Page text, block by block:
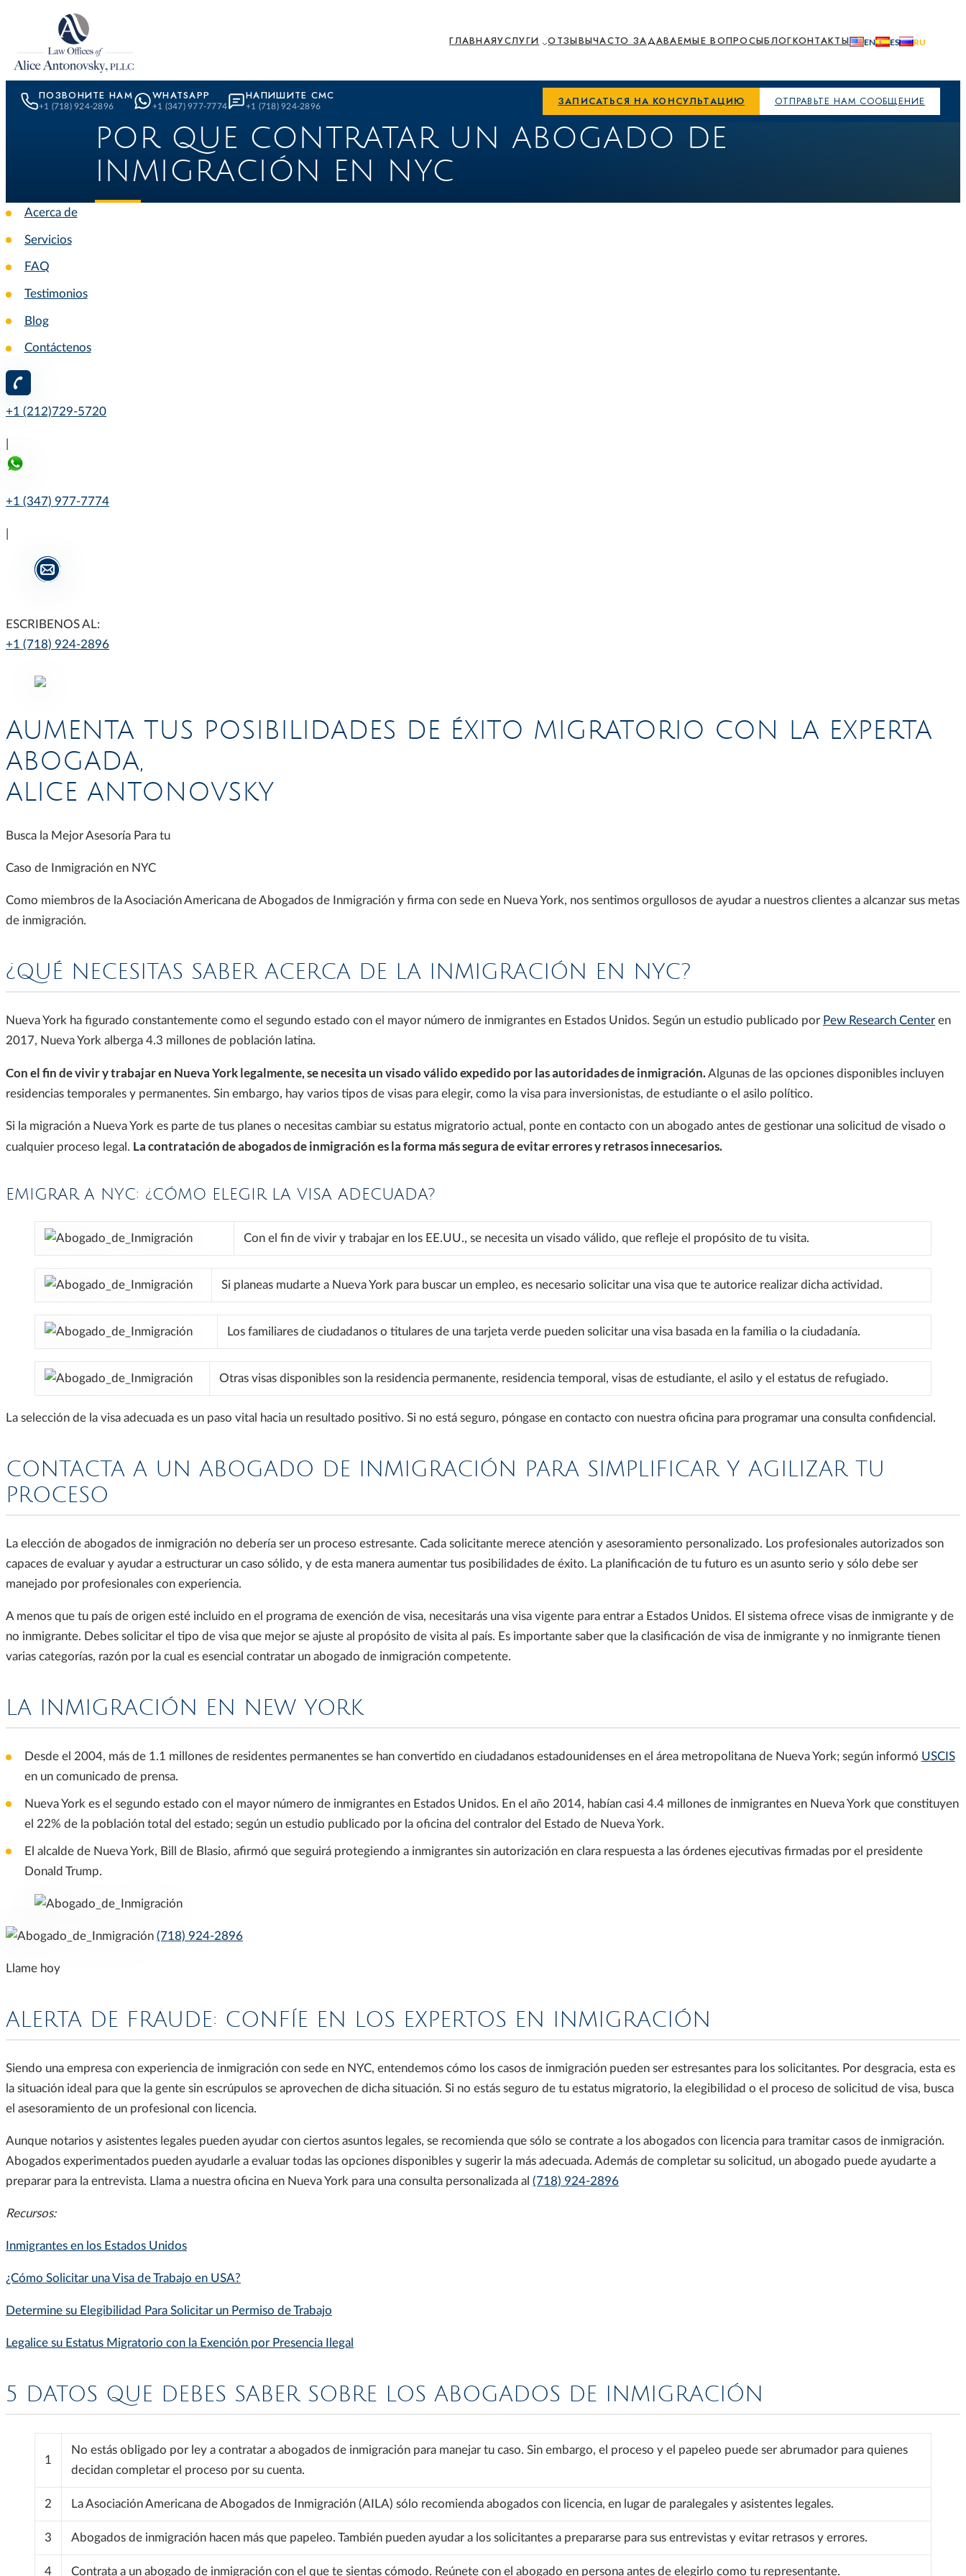
Skip to content
ГЛАВНАЯУСЛУГИ ОТЗЫВЫЧАСТО ЗАДАВАЕМЫЕ ВОПРОСЫБЛОГКОНТАКТЫ
ПОЗВОНИТЕ НАМ
+1 (718) 924-2896
WHATSAPP
+1 (347) 977-7774
НАПИШИТЕ СМС
+1 (718) 924-2896 ЗАПИСАТЬСЯ НА КОНСУЛЬТАЦИЮ ОТПРАВЬТЕ НАМ СООБЩЕНИЕ
POR QUE CONTRATAR UN ABOGADO DE
INMIGRACIÓN EN NYC
Acerca de
Servicios
FAQ
Testimonios
Blog
Contáctenos
+1 (212)729-5720
+1 (347) 977-7774
ESCRIBENOS AL:
+1 (718) 924-2896
AUMENTA TUS POSIBILIDADES DE ÉXITO MIGRATORIO CON LA EXPERTA
ABOGADA,
ALICE ANTONOVSKY
Busca la Mejor Asesoría Para tu
Caso de Inmigración en NYC
Como miembros de la Asociación Americana de Abogados de Inmigración y firma con sede en Nueva York, nos sentimos orgullosos de ayudar a nuestros clientes a alcanzar sus metas
de inmigración.
¿QUÉ NECESITAS SABER ACERCA DE LA INMIGRACIÓN EN NYC?
Nueva York ha figurado constantemente como el segundo estado con el mayor número de inmigrantes en Estados Unidos. Según un estudio publicado por Pew Research Center en
2017, Nueva York alberga 4.3 millones de población latina.
Con el fin de vivir y trabajar en Nueva York legalmente, se necesita un visado válido expedido por las autoridades de inmigración.Algunas de las opciones disponibles incluyen
residencias temporales y permanentes. Sin embargo, hay varios tipos de visas para elegir, como la visa para inversionistas, de estudiante o el asilo político.
Si la migración a Nueva York es parte de tus planes o necesitas cambiar su estatus migratorio actual, ponte en contacto con un abogado antes de gestionar una solicitud de visado o
cualquier proceso legal. La contratación de abogados de inmigración es la forma más segura de evitar errores y retrasos innecesarios.
EMIGRAR A NYC: ¿CÓMO ELEGIR LA VISA ADECUADA?
Con el fin de vivir y trabajar en los EE.UU., se necesita un visado válido, que refleje el propósito de tu visita.
Si planeas mudarte a Nueva York para buscar un empleo, es necesario solicitar una visa que te autorice realizar dicha actividad.
Los familiares de ciudadanos o titulares de una tarjeta verde pueden solicitar una visa basada en la familia o la ciudadanía.
Otras visas disponibles son la residencia permanente, residencia temporal, visas de estudiante, el asilo y el estatus de refugiado.
La selección de la visa adecuada es un paso vital hacia un resultado positivo. Si no está seguro, póngase en contacto con nuestra oficina para programar una consulta confidencial.
CONTACTA A UN ABOGADO DE INMIGRACIÓN PARA SIMPLIFICAR Y AGILIZAR TU
PROCESO
La elección de abogados de inmigración no debería ser un proceso estresante. Cada solicitante merece atención y asesoramiento personalizado. Los profesionales autorizados son
capaces de evaluar y ayudar a estructurar un caso sólido, y de esta manera aumentar tus posibilidades de éxito. La planificación de tu futuro es un asunto serio y sólo debe ser
manejado por profesionales con experiencia.
A menos que tu país de origen esté incluido en el programa de exención de visa, necesitarás una visa vigente para entrar a Estados Unidos. El sistema ofrece visas de inmigrante y de
no inmigrante. Debes solicitar el tipo de visa que mejor se ajuste al propósito de visita al país. Es importante saber que la clasificación de visa de inmigrante y no inmigrante tienen
varias categorías, razón por la cual es esencial contratar un abogado de inmigración competente.
LA INMIGRACIÓN EN NEW YORK
Desde el 2004, más de 1.1 millones de residentes permanentes se han convertido en ciudadanos estadounidenses en el área metropolitana de Nueva York; según informó USCIS
en un comunicado de prensa.
Nueva York es el segundo estado con el mayor número de inmigrantes en Estados Unidos. En el año 2014, habían casi 4.4 millones de inmigrantes en Nueva York que constituyen
el 22% de la población total del estado; según un estudio publicado por la oficina del contralor del Estado de Nueva York.
El alcalde de Nueva York, Bill de Blasio, afirmó que seguirá protegiendo a inmigrantes sin autorización en clara respuesta a las órdenes ejecutivas firmadas por el presidente
Donald Trump.
(718) 924-2896
Llame hoy
ALERTA DE FRAUDE: CONFÍE EN LOS EXPERTOS EN INMIGRACIÓN
Siendo una empresa con experiencia de inmigración con sede en NYC, entendemos cómo los casos de inmigración pueden ser estresantes para los solicitantes. Por desgracia, esta es
la situación ideal para que la gente sin escrúpulos se aprovechen de dicha situación. Si no estás seguro de tu estatus migratorio, la elegibilidad o el proceso de solicitud de visa, busca
el asesoramiento de un profesional con licencia.
Aunque notarios y asistentes legales pueden ayudar con ciertos asuntos legales, se recomienda que sólo se contrate a los abogados con licencia para tramitar casos de inmigración.
Abogados experimentados pueden ayudarle a evaluar todas las opciones disponibles y sugerir la más adecuada. Además de completar su solicitud, un abogado puede ayudarte a
preparar para la entrevista. Llama a nuestra oficina en Nueva York para una consulta personalizada al (718) 924-2896
Recursos:
Inmigrantes en los Estados Unidos
¿Cómo Solicitar una Visa de Trabajo en USA?
Determine su Elegibilidad Para Solicitar un Permiso de Trabajo
Legalice su Estatus Migratorio con la Exención por Presencia Ilegal
5 DATOS QUE DEBES SABER SOBRE LOS ABOGADOS DE INMIGRACIÓN
1
No estás obligado por ley a contratar a abogados de inmigración para manejar tu caso. Sin embargo, el proceso y el papeleo puede ser abrumador para quienes
decidan completar el proceso por su cuenta.
2 La Asociación Americana de Abogados de Inmigración (AILA) sólo recomienda abogados con licencia, en lugar de paralegales y asistentes legales.
3 Abogados de inmigración hacen más que papeleo. También pueden ayudar a los solicitantes a prepararse para sus entrevistas y evitar retrasos y errores.
4 Contrata a un abogado de inmigración con el que te sientas cómodo. Reúnete con el abogado en persona antes de elegirlo como tu representante.